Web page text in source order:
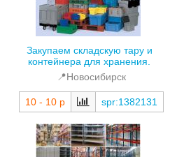
Закупаем складскую тару и
контейнера для хранения.
📍Новосибирск
10 - 10 р spr:1382131